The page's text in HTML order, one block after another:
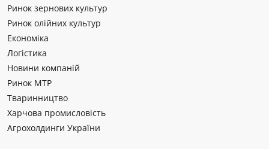
Ринок зернових культур
Ринок олійних культур
Економіка
Логістика
Новини компаній
Ринок МТР
Тваринництво
Харчова промисловість
Агрохолдинги України